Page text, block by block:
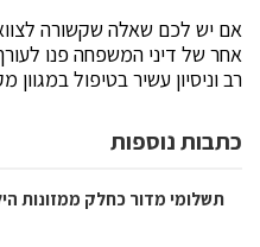
אם יש לכם שאלה שקשורה
אחר של דיני המשפחה פנו לעורך
רב וניסיון עשיר בטיפול במגוון
כתבות נוספות
תשלומי מדור כחלק ממזונות